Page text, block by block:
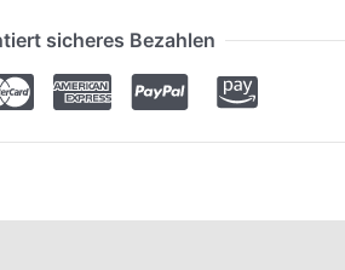
sicheres Bezahlen